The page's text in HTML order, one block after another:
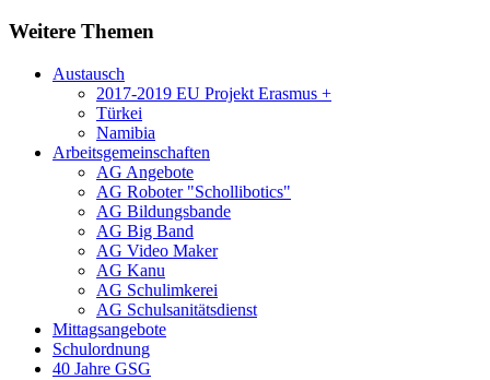
Weitere Themen
Austausch
2017-2019 EU Projekt Erasmus +
Türkei
Namibia
Arbeitsgemeinschaften
AG Angebote
AG Roboter "Schollibotics"
AG Bildungsbande
AG Big Band
AG Video Maker
AG Kanu
AG Schulimkerei
AG Schulsanitätsdienst
Mittagsangebote
Schulordnung
40 Jahre GSG